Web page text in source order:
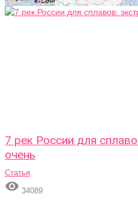
7 рек России для
очень
Статья
 34089